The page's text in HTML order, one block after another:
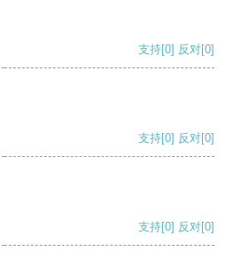
支持[0] 反对[0]
支持[0] 反对[0]
支持[0] 反对[0]